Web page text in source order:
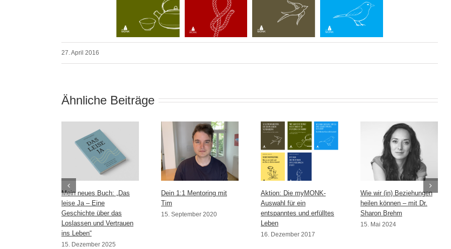
27. April 2016
Ähnliche Beiträge
Mein neues Buch: „Das
leise Ja – Eine
Geschichte über das
Loslassen und Vertrauen
ins Leben“
15. Dezember 2025
Dein 1:1 Mentoring mit
Tim
15. September 2020
Aktion: Die myMONK-
Auswahl für ein
entspanntes und erfülltes
Leben
16. Dezember 2017
Wie wir (in) Beziehungen
heilen können – mit Dr.
Sharon Brehm
15. Mai 2024